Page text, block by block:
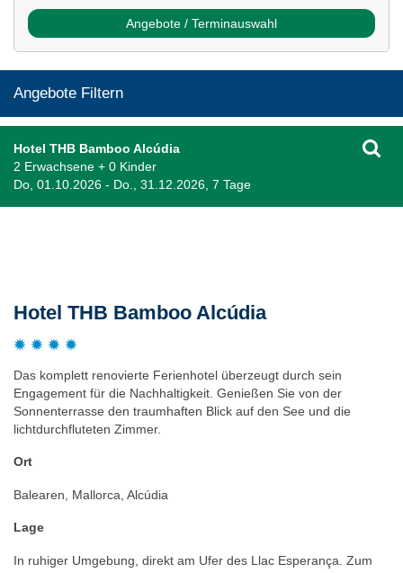
Angebote / Terminauswahl
Angebote Filtern
Hotel THB Bamboo Alcúdia
2 Erwachsene + 0 Kinder
Do, 01.10.2026 - Do., 31.12.2026, 7 Tage
Hotel THB Bamboo Alcúdia
Das komplett renovierte Ferienhotel überzeugt durch sein
Engagement für die Nachhaltigkeit. Genießen Sie von der
Sonnenterrasse den traumhaften Blick auf den See und die
lichtdurchfluteten Zimmer.
Ort
Balearen, Mallorca, Alcúdia
Lage
In ruhiger Umgebung, direkt am Ufer des Llac Esperança. Zum